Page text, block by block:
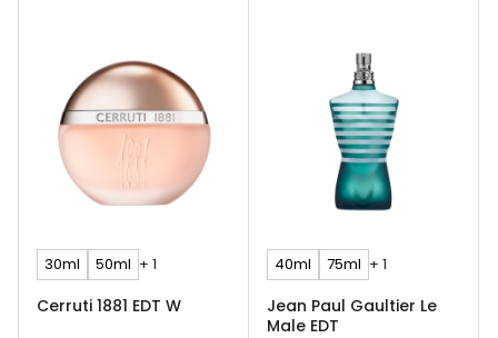
30ml 50ml + 1
Cerruti 1881 EDT W
40ml 75ml + 1
Jean Paul Gaultier Le
Male EDT